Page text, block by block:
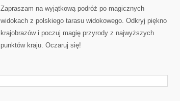
POLSKIEGO
TARASU
Zapraszam na wyjątkową podróż po magicznych
widokach z polskiego tarasu widokowego. Odkryj piękno
krajobrazów i poczuj magię przyrody z najwyższych
punktów kraju. Oczaruj się!